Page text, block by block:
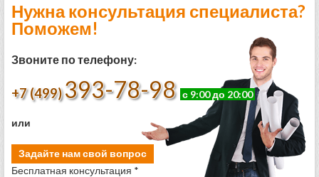
Нужна консультация специалиста?
Поможем!
Звоните по телефону:
+7 (499) 393-78-98 с 9:00 до 20:00
или
Задайте нам свой вопрос
Бесплатная консультация *